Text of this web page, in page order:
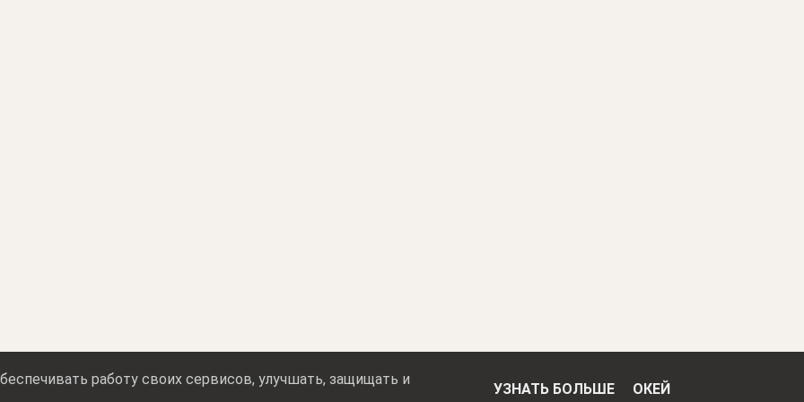
работу своих сервисов, улучшать, защищать и
УЗНАТЬ БОЛЬШЕ ОКЕЙ